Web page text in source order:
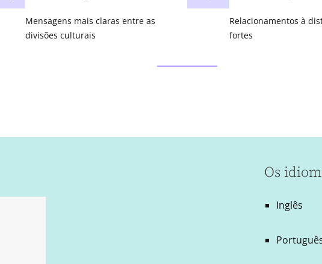
Mensagens mais claras entre as
divisões culturais
Relacionamentos à
fortes
Os
Inglês